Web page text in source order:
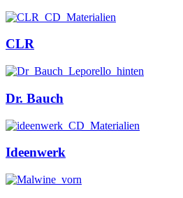
CLR
Dr. Bauch
Ideenwerk